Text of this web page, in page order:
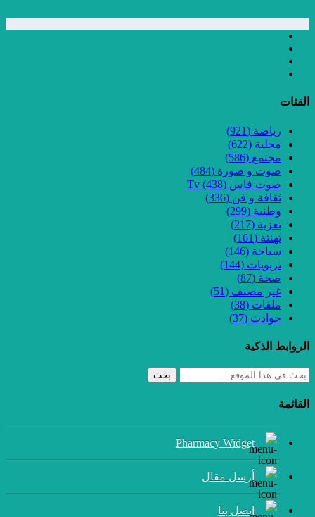
الفئات
رياضة (921)
محلية (622)
مجتمع (586)
صوت و صورة (484)
صوت فاس Tv (438)
ثقافة و فن (336)
وطنية (299)
تعزية (217)
تهنئة (161)
سياحة (146)
تربويات (144)
صحة (87)
غير مصنف (51)
ملفات (38)
حوادث (37)
الروابط الذكية
بحث
القائمة
Pharmacy Widget
أرسل مقال
إتصل بنا